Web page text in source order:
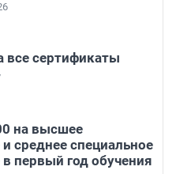
все сертификаты
на высшее
среднее специальное
первый год обучения